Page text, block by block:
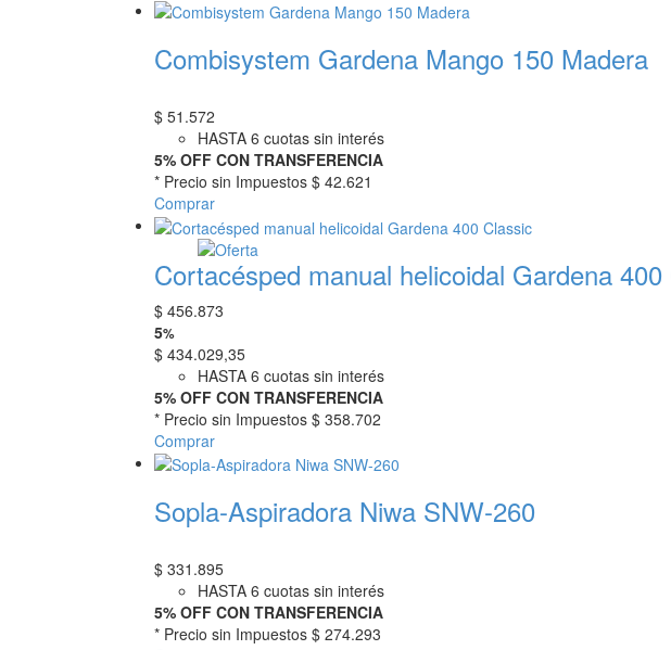
Combisystem Gardena Mango 150 Madera
$ 51.572
HASTA 6 cuotas sin interés
5% OFF CON TRANSFERENCIA
* Precio sin Impuestos $ 42.621
Comprar
Cortacésped manual helicoidal Gardena
$ 456.873
5%
$ 434.029,35
HASTA 6 cuotas sin interés
5% OFF CON TRANSFERENCIA
* Precio sin Impuestos $ 358.702
Comprar
Sopla-Aspiradora Niwa SNW-260
$ 331.895
HASTA 6 cuotas sin interés
5% OFF CON TRANSFERENCIA
* Precio sin Impuestos $ 274.293